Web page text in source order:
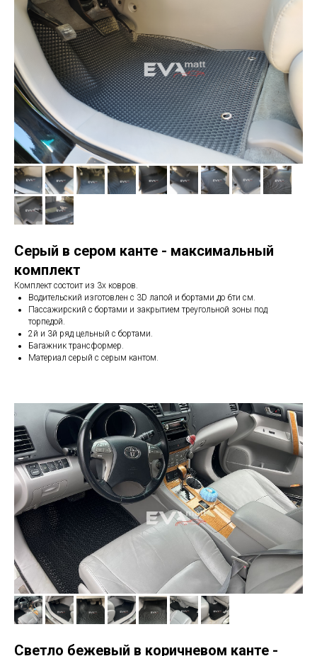
Серый в сером канте - максимальный
комплект
Комплект состоит из 3х ковров.
Водительский изготовлен с 3D лапой и бортами до 6ти см.
Пассажирский с бортами и закрытием треугольной зоны под
торпедой.
2й и 3й ряд цельный с бортами.
Багажник трансформер.
Материал серый с серым кантом.
Светло бежевый в коричневом канте -